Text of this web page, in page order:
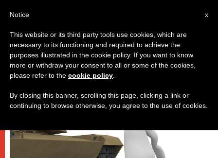
باباوات,دورات مؤقّتة
x
Notice
This website or its third party tools use cookies, which are
necessary to its functioning and required to achieve the
purposes illustrated in the cookie policy. If you want to know
more or withdraw your consent to all or some of the cookies,
please refer to the cookie policy
By closing this banner, scrolling this page, clicking a link or
continuing to browse otherwise, you agree to the use of cookies.